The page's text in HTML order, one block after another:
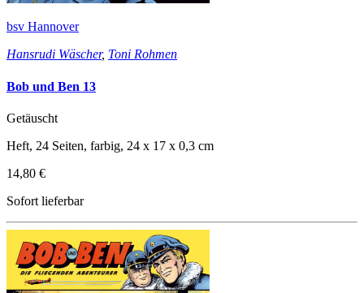
bsv Hannover
Hansrudi Wäscher, Toni Rohmen
Bob und Ben 13
Getäuscht
Heft, 24 Seiten, farbig, 24 x 17 x 0,3 cm
14,80 €
Sofort lieferbar